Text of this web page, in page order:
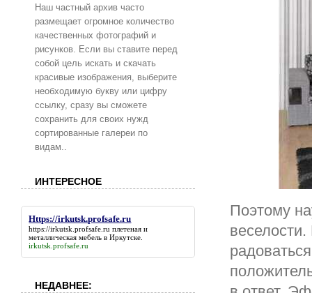
Поэтому
Наш частный архив часто
размещает огромное количество
качественных фотографий и
рисунков. Если вы ставите перед
собой цель искать и скачать
красивые изображения, выберите
необходимую букву или цифру
ссылку, сразу вы сможете
сохранить для своих нужд
сортированные галереи по
видам..
ИНТЕРЕСНОЕ
Https://irkutsk.profsafe.ru
https://irkutsk.profsafe.ru плетеная и
металлическая мебель в Иркутске.
irkutsk.profsafe.ru
НЕДАВНЕЕ: